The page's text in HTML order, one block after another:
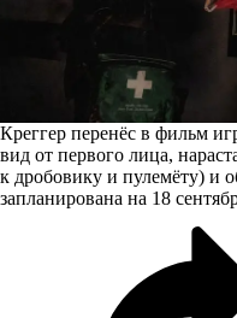
Креггер перенёс в фильм
вид от первого лица,
к дробовику и пулемёту) и
запланирована на 18